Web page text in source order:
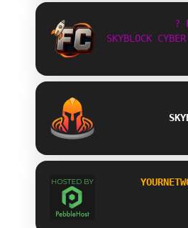
?
SKYBL OCK CYBER